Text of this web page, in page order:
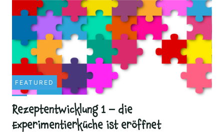
FEATURED
Rezeptentwicklung 1 – die
Experimentierküche ist eröffnet